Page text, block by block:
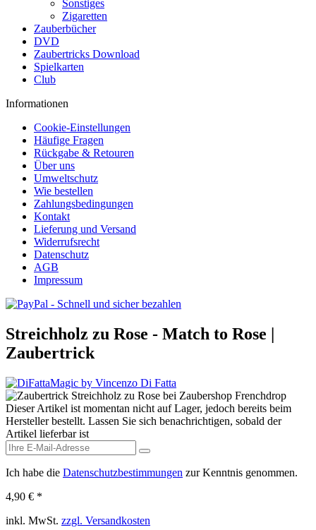
Sonstiges
Zigaretten
Zauberbücher
DVD
Zaubertricks Download
Spielkarten
Club
Informationen
Cookie-Einstellungen
Häufige Fragen
Rückgabe & Retouren
Über uns
Umweltschutz
Wie bestellen
Zahlungsbedingungen
Kontakt
Lieferung und Versand
Widerrufsrecht
Datenschutz
AGB
Impressum
Streichholz zu Rose - Match to Rose |
Zaubertrick
Dieser Artikel ist momentan nicht auf Lager, jedoch bereits beim
Hersteller bestellt. Lassen Sie sich benachrichtigen, sobald der
Artikel lieferbar ist
Ich habe die Datenschutzbestimmungen zur Kenntnis genommen.
4,90 € *
inkl. MwSt. zzgl. Versandkosten